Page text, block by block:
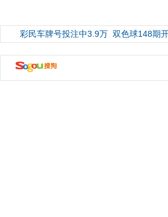
彩民车牌号投注中3.9万 双色球148期